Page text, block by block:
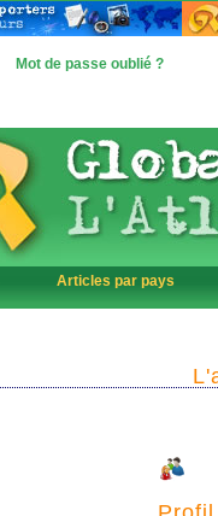
Mot de passe oublié ?
Articles par pays